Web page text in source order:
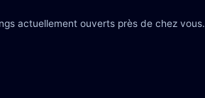
actuellement ouverts près de chez vous.